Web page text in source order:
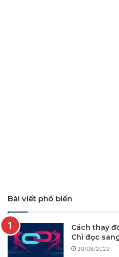
Bài viết phổ biến
Cách thay
Chỉ đọc
20/08/2022